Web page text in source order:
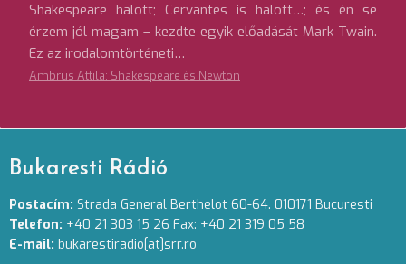
Shakespeare halott; Cervantes is halott…; és én se
érzem jól magam – kezdte egyik előadását Mark Twain.
Ez az irodalomtörténeti…
Ambrus Attila: Shakespeare és Newton
Bukaresti Rádió
Postacím: Strada General Berthelot 60-64. 010171 Bucuresti
Telefon: +40 21 303 15 26 Fax: +40 21 319 05 58
E-mail: bukarestiradio[at]srr.ro